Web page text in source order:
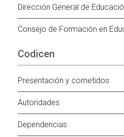
Dirección General de
Consejo de Formación en
Codicen
Presentación y cometidos
Autoridades
Dependencias